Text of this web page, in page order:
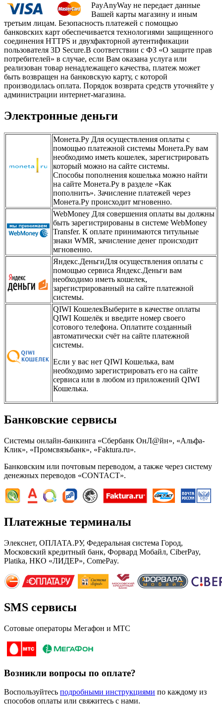
PayAnyWay не передает данные
Вашей карты магазину и иным
третьим лицам. Безопасность платежей с помощью
банковских карт обеспечивается технологиями защищенного
соединения HTTPS и двухфакторной аутентификации
пользователя 3D Secure.В соответствии с ФЗ «О защите прав
потребителей» в случае, если Вам оказана услуга или
реализован товар ненадлежащего качества, платеж может
быть возвращен на банковскую карту, с которой
производилась оплата. Порядок возврата средств уточняйте у
администрации интернет-магазина.
Электронные деньги
Монета.Ру Для осуществления оплаты с
помощью платежной системы Монета.Ру вам
необходимо иметь кошелек, зарегистрировать
который можно на сайте системы.
Способы пополнения кошелька можно найти
на сайте Монета.Ру в разделе «Как
пополнить». Зачисление платежей через
Монета.Ру происходит мгновенно.
WebMoney Для совершения оплаты вы должны
быть зарегистрированы в системе WebMoney
Transfer. К оплате принимаются титульные
знаки WMR, зачисление денег происходит
мгновенно.
Яндекс.ДеньгиДля осуществления оплаты с
помощью сервиса Яндекс.Деньги вам
необходимо иметь кошелек,
зарегистрированный на сайте платежной
системы.
QIWI КошелекВыберите в качестве оплаты
QIWI Кошелёк и введите номер своего
сотового телефона. Оплатите созданный
автоматически счёт на сайте платежной
системы.
Если у вас нет QIWI Кошелька, вам
необходимо зарегистрировать его на сайте
сервиса или в любом из приложений QIWI
Кошелька.
Банковские сервисы
Системы онлайн-банкинга «Сбербанк ОнЛ@йн», «Альфа-
Клик», «Промсвязьбанк», «Faktura.ru».
Банковским или почтовым переводом, а также через систему
денежных переводов «CONTACT».
Платежные терминалы
Элекснет, ОПЛАТА.РУ, Федеральная система Город,
Московский кредитный банк, Форвард Мобайл, CiberPay,
Platika, НКО «ЛИДЕР», ComePay.
SMS сервисы
Сотовые операторы Мегафон и МТС
Возникли вопросы по оплате?
Воспользуйтесь подробными инструкциями по каждому из
способов оплаты или свяжитесь с нами.